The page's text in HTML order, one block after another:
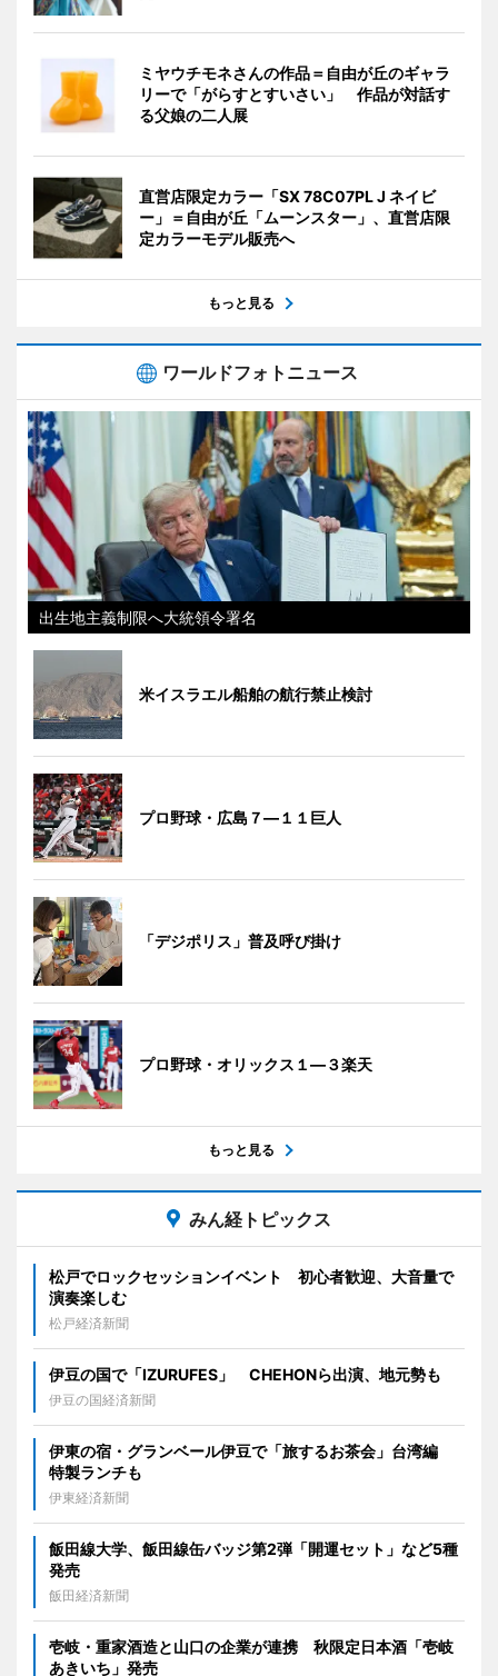
ミヤウチモネさんの作品＝自由が丘のギャラ
リーで「がらすとすいさい」 作品が対話す
る父娘の二人展
直営店限定カラー「SX 78C07PL J ネイビ
ー」＝自由が丘「ムーンスター」、直営店限
定カラーモデル販売へ
もっと見る
ワールドフォトニュース
出生地主義制限へ大統領令署名
米イスラエル船舶の航行禁止検討
プロ野球・広島７―１１巨人
「デジポリス」普及呼び掛け
プロ野球・オリックス１―３楽天
もっと見る
みん経トピックス
松戸でロックセッションイベント 初心者歓迎、大音量で
演奏楽しむ
松戸経済新聞
伊豆の国で「IZURUFES」 CHEHONら出演、地元勢も
伊豆の国経済新聞
伊東の宿・グランベール伊豆で「旅するお茶会」台湾編
特製ランチも
伊東経済新聞
飯田線大学、飯田線缶バッジ第2弾「開運セット」など5種
発売
飯田経済新聞
壱岐・重家酒造と山口の企業が連携 秋限定日本酒「壱岐
あきいち」発売